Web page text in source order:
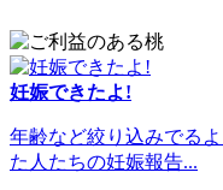
妊娠できたよ!
年齢など絞り込みでる
た人たちの妊娠報告...